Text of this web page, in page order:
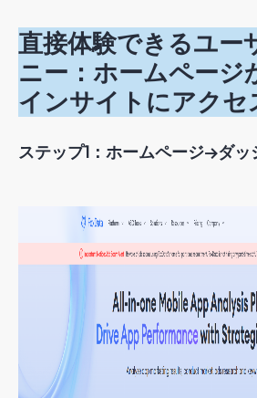
直接体験できるユー
ニー：ホームページ
インサイトにアクセ
ステップ1：ホームページ→ダッ